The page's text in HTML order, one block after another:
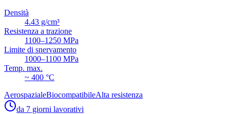
Densità
4.43 g/cm³
Resistenza a trazione
1100–1250 MPa
Limite di snervamento
1000–1100 MPa
Temp. max.
~ 400 °C
AerospazialeBiocompatibileAlta resistenza
da 7 giorni lavorativi